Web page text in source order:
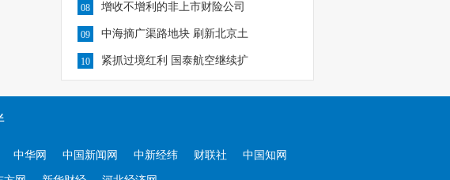
08 增收不增利的非上市财险公司
09 中海摘广渠路地块 刷新北京土
10 紧抓过境红利 国泰航空继续扩
中华网 中国新闻网 中新经纬 财联社 中国知网